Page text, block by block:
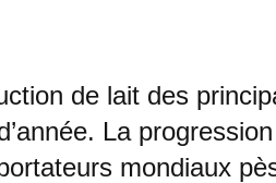
de lait des
La
mondiaux